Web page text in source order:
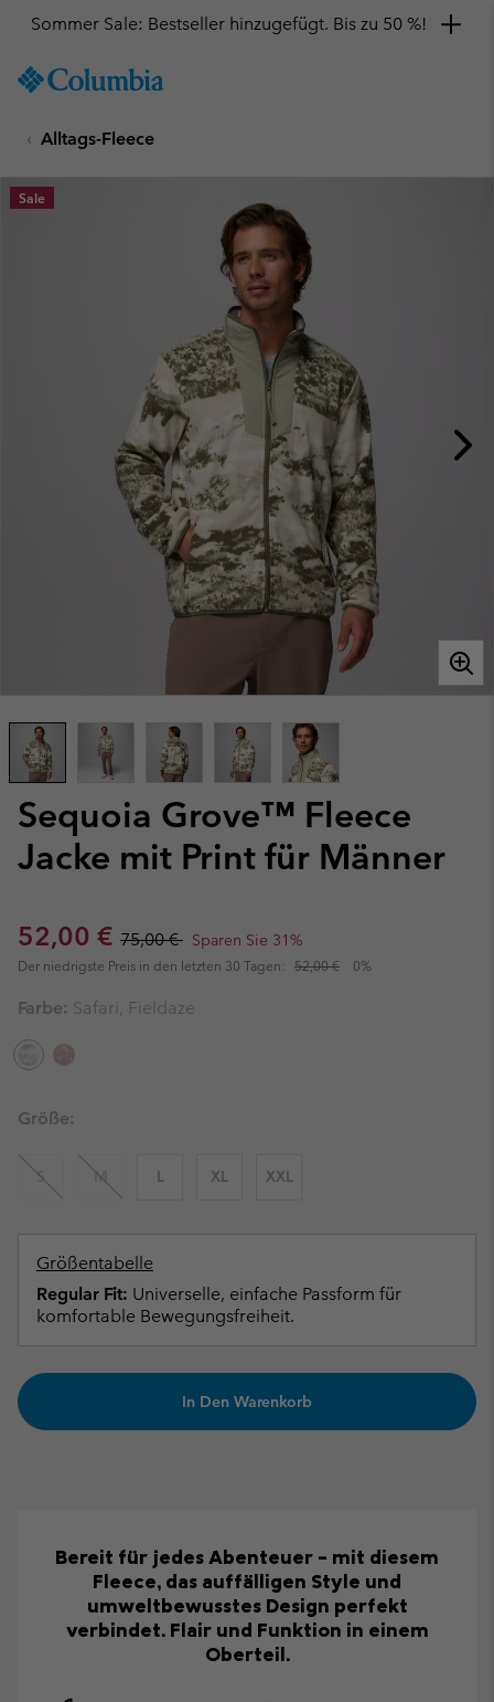
TO
SKIP
MAIN
NAV
Sommer Sale: Bestseller hinzugefügt. Bis zu 50 %!
Alltags-Fleece
Sequoia Grove™ Fleece
Jacke mit Print für Männer
Sale price:
52,00 € Regular price:
75,00 € Sparen Sie 31%
Der niedrigste Preis in den letzten 30 Tagen: 52,00 € 0%
Sale
Farbe: Safari, Fieldaze
Größe:
S M L XL XXL
Größentabelle
Regular Fit: Universelle, einfache Passform für
komfortable Bewegungsfreiheit.
In Den Warenkorb
Bereit für jedes Abenteuer – mit diesem
Fleece, das auffälligen Style und
umweltbewusstes Design perfekt
verbindet. Flair und Funktion in einem
Oberteil.